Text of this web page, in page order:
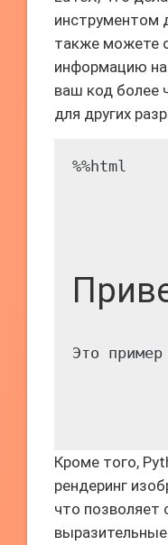
инструментом
также можете
информацию
ваш код более
для других
%%html
Это
Кроме того,
рендеринг
что позволяет